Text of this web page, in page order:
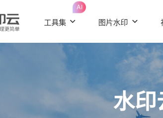
工具集
AI
图片水印
水印